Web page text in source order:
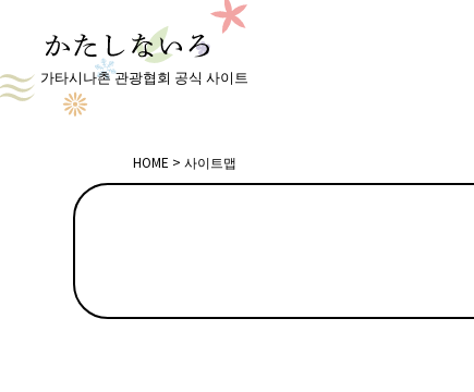
가타시나촌 관광협회 공식 사이트
HOME 사이트맵